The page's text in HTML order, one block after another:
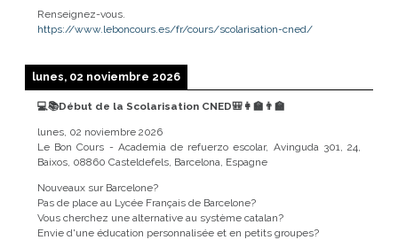
Renseignez-vous.
https://www.leboncours.es/fr/cours/scolarisation-cned/
lunes, 02 noviembre 2026
💻📚Début de la Scolarisation CNED🎒👩‍🏫👨‍🏫
lunes, 02 noviembre 2026
Le Bon Cours - Academia de refuerzo escolar, Avinguda 301, 24,
Baixos, 08860 Casteldefels, Barcelona, Espagne
Nouveaux sur Barcelone?
Pas de place au Lycée Français de Barcelone?
Vous cherchez une alternative au système catalan?
Envie d'une éducation personnalisée et en petits groupes?